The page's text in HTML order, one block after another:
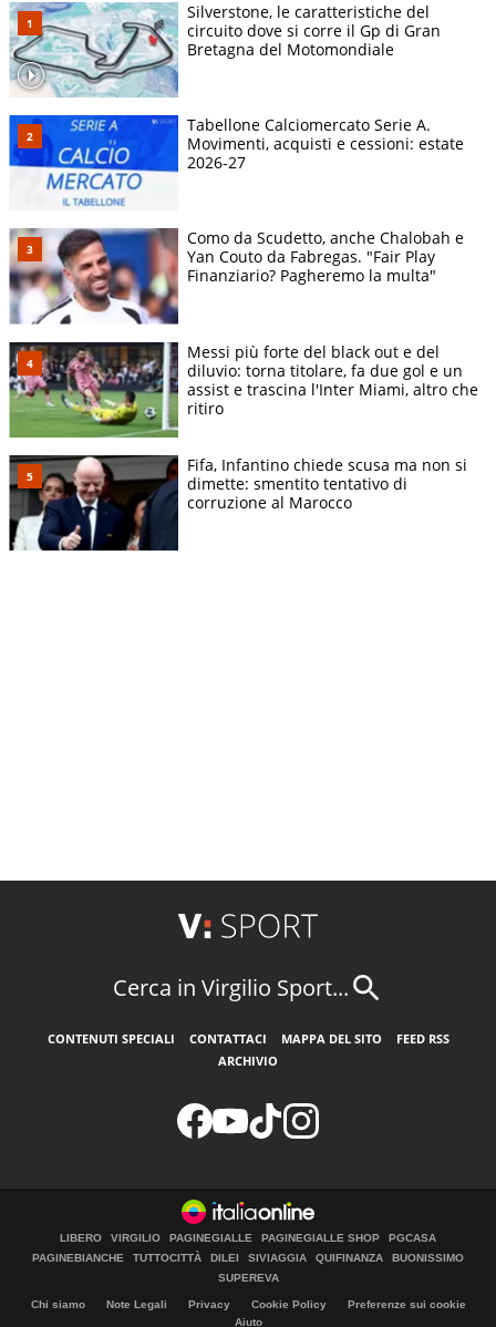
Silverstone, le caratteristiche del
circuito dove si corre il Gp di Gran
Bretagna del Motomondiale
Tabellone Calciomercato Serie A.
Movimenti, acquisti e cessioni: estate
2026-27
Como da Scudetto, anche Chalobah e
Yan Couto da Fabregas. "Fair Play
Finanziario? Pagheremo la multa"
Messi più forte del black out e del
diluvio: torna titolare, fa due gol e un
assist e trascina l'Inter Miami, altro che
ritiro
Fifa, Infantino chiede scusa ma non si
dimette: smentito tentativo di
corruzione al Marocco
Cerca in Virgilio Sport...
CONTENUTI SPECIALI CONTATTACI MAPPA DEL SITO
FEED RSS
ARCHIVIO
LIBERO VIRGILIO PAGINEGIALLE PAGINEGIALLE SHOP
PGCASA
PAGINEBIANCHE
TUTTOCITTÀ DILEI SIVIAGGIA QUIFINANZA
BUONISSIMO
SUPEREVA
Chi siamo Note Legali Privacy Cookie Policy
Preferenze sui cookie
Aiuto